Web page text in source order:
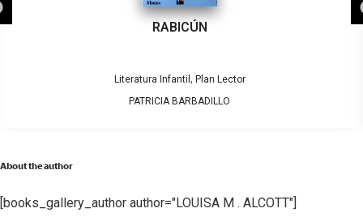
RABICÚN
Literatura Infantil , Plan Lector
PATRICIA BARBADILLO
About the author
[books_gallery_author author="LOUISA M . ALCOTT"]